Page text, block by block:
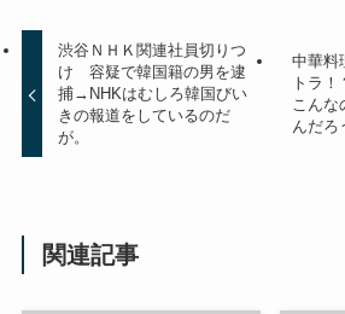
渋谷ＮＨＫ関連社員切りつ
け 容疑で韓国籍の男を逮
捕→NHKはむしろ韓国びい
きの報道をしているのだ
が。
中華料
トラ
こんな
んだろ
関連記事